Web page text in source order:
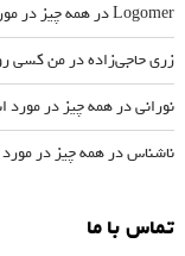
Logomerدرهمه چیز در
زری حاجی‌زادهدرمن کسی
نورانیدرهمه چیز در مورد
ناشناسدرهمه چیز در مورد
تماس با ما